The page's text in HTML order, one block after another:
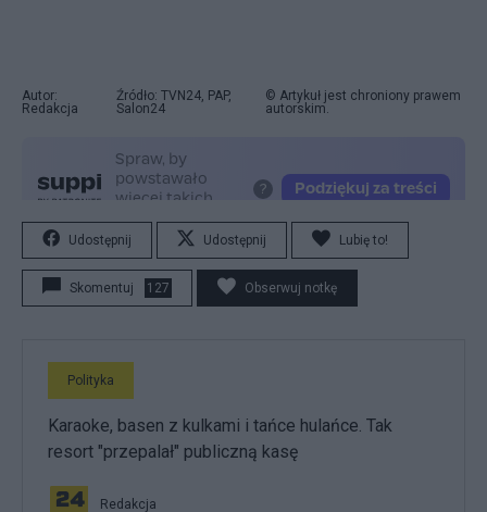
Autor:
Redakcja
Źródło: TVN24, PAP,
Salon24
© Artykuł jest chroniony prawem
autorskim.
Udostępnij Udostępnij Lubię to!
Skomentuj 127 Obserwuj notkę
Polityka
Karaoke, basen z kulkami i tańce hulańce. Tak
resort "przepalał" publiczną kasę
Redakcja